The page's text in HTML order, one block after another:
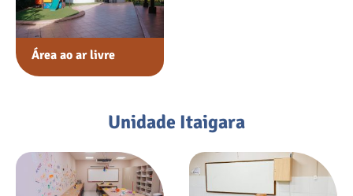
Área ao ar livre
Unidade Itaigara